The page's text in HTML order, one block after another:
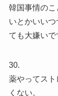
韓国事情の
いとかいい
ても大嫌いで
30.
薬やってス
くない。